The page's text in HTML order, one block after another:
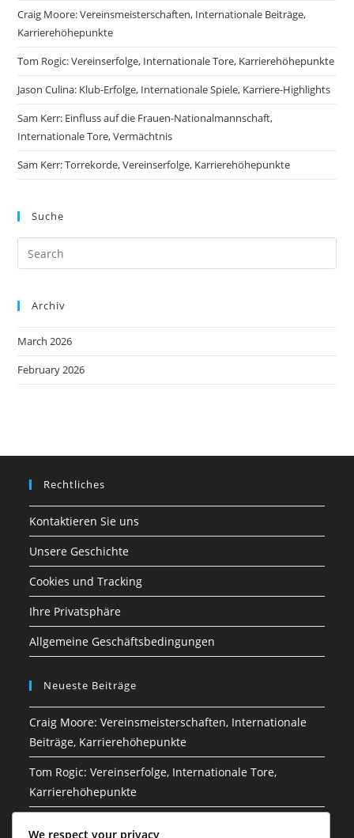
Craig Moore: Vereinsmeisterschaften, Internationale Beiträge,
Karrierehöhepunkte
Tom Rogic: Vereinserfolge, Internationale Tore, Karrierehöhepunkte
Jason Culina: Klub-Erfolge, Internationale Spiele, Karriere-Highlights
Sam Kerr: Einfluss auf die Frauen-Nationalmannschaft,
Internationale Tore, Vermächtnis
Sam Kerr: Torrekorde, Vereinserfolge, Karrierehöhepunkte
Suche
Archiv
March 2026
February 2026
Rechtliches
Kontaktieren Sie uns
Unsere Geschichte
Cookies und Tracking
Ihre Privatsphäre
Allgemeine Geschäftsbedingungen
Neueste Beiträge
Craig Moore: Vereinsmeisterschaften, Internationale
Beiträge, Karrierehöhepunkte
Tom Rogic: Vereinserfolge, Internationale Tore,
Karrierehöhepunkte
We respect your privacy